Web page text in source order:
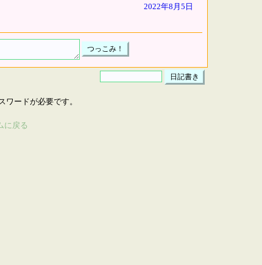
2022年8月5日
ードが必要です。
に戻る